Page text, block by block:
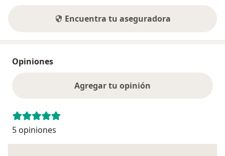
Encuentra tu aseguradora
Opiniones
Agregar tu opinión
5 opiniones